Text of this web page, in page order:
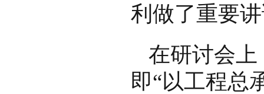
利做了重要
在研讨会上
即“以工程总